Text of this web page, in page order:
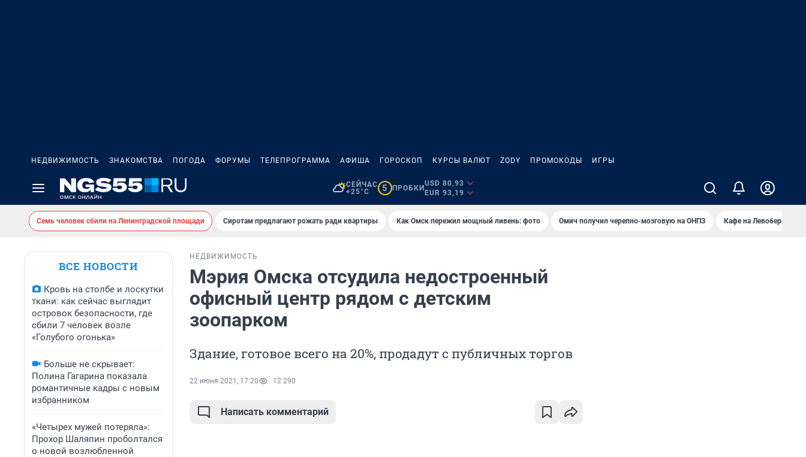
НЕДВИЖИМОСТЬ ЗНАКОМСТВА ПОГОДА ФОРУМЫ ТЕЛЕПРОГРАММА АФИША ГОРОСКОП КУРСЫ ВАЛЮТ ZODY ПРОМОКОДЫ ИГРЫ
СЕЙЧАС
+25°C
5 ПРОБКИ
USD 80,93
EUR 93,19
Семь человек сбили на Ленинградской площади Сиротам предлагают рожать ради квартиры Как Омск пережил мощный ливень: фото Омич получил черепно-мозговую на ОНПЗ Кафе на Левобережье
ВСЕ НОВОСТИ
Кровь на столбе и лоскутки
ткани: как сейчас выглядит
островок безопасности, где
сбили 7 человек возле
«Голубого огонька»
Больше не скрывает:
Полина Гагарина показала
романтичные кадры с новым
избранником
«Четырех мужей потеряла»:
Прохор Шаляпин проболтался
о новой возлюбленной
НЕДВИЖИМОСТЬ
Мэрия Омска отсудила недостроенный
офисный центр рядом с детским
зоопарком
Здание, готовое всего на 20%, продадут с публичных торгов
22 июня 2021, 17:20 12 290
Написать комментарий